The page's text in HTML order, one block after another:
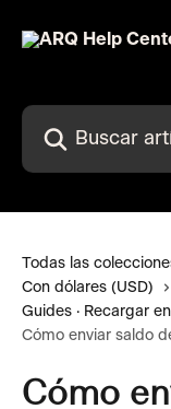
Buscar artículos...
Todas las
Con dólares (USD)
Guides · Recargar
Cómo enviar saldo
Cómo